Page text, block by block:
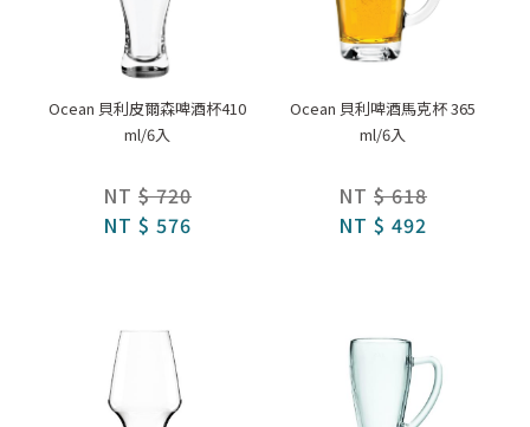
Ocean 貝利皮爾森啤酒杯410
ml/6入
NT $ 720
NT $ 576
Ocean 貝利啤酒馬克杯 365
ml/6入
NT $ 618
NT $ 492